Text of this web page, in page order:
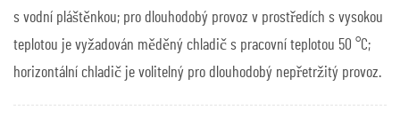
s vodní pláštěnkou; pro dlouhodobý provoz v prostředích s vysokou
teplotou je vyžadován měděný chladič s pracovní teplotou 50 °C;
horizontální chladič je volitelný pro dlouhodobý nepřetržitý provoz.